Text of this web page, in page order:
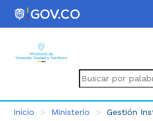
Inicio Ministerio
Gestión